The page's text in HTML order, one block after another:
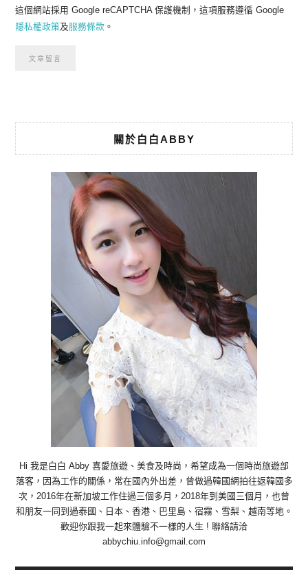
這個網站採用 Google reCAPTCHA 保護機制，這項服務遵循 Google
隱私權政策及服務條款 。
關於白白ABBY
Hi 我是白白 Abby 喜愛旅遊、美食及時尚，希望成為一個時尚旅遊部
落客，因為工作的關係，常在國內外出差，曾做過韓國網拍往返韓國多
次，2016年在新加坡工作住過三個多月，2018年到美國三個月，也曾
和朋友一同到過泰國、日本、香港、巴里島、宿霧、雪梨、越南等地。
歡迎你跟我一起來體驗不一樣的人生 ! 聯絡請洽
abbychiu.info@gmail.com